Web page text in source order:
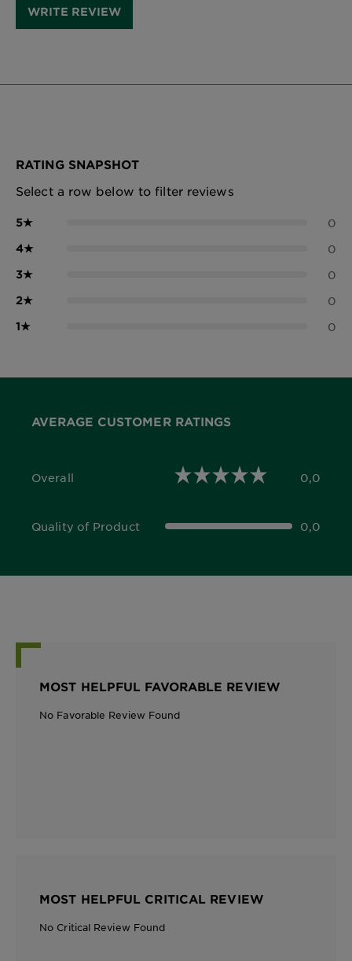
WRITE REVIEW
RATING SNAPSHOT
Select a row below to filter reviews
5★ 0
4★ 0
3★ 0
2★ 0
1★ 0
AVERAGE CUSTOMER RATINGS
Overall
0,0 out of 5 stars 0,0
Quality of Product
0,0 out of 5 stars 0,0
MOST HELPFUL FAVORABLE REVIEW
No Favorable Review Found
MOST HELPFUL CRITICAL REVIEW
No Critical Review Found